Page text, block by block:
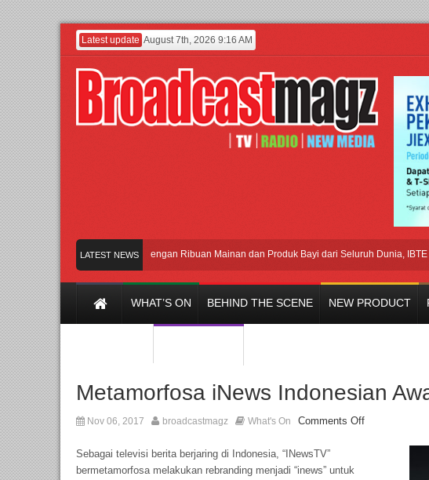
Latest update August 7th, 2026 9:16 AM
LATEST NEWS
Meramaikan Jakarta dengan Ribuan Mainan dan Produk Bayi dari Seluruh Dunia, IBTE
WHAT’S ON BEHIND THE SCENE NEW PRODUCT
Metamorfosa iNews Indonesian
Nov 06, 2017 broadcastmagz What's On Comments Off
Sebagai televisi berita berjaring di Indonesia, “INewsTV”
bermetamorfosa melakukan rebranding menjadi “inews” untuk